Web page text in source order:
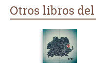
Otros libros